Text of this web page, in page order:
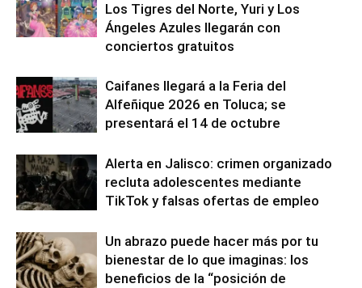
Los Tigres del Norte, Yuri y Los
Ángeles Azules llegarán con
conciertos gratuitos
Caifanes llegará a la Feria del
Alfeñique 2026 en Toluca; se
presentará el 14 de octubre
Alerta en Jalisco: crimen organizado
recluta adolescentes mediante
TikTok y falsas ofertas de empleo
Un abrazo puede hacer más por tu
bienestar de lo que imaginas: los
beneficios de la “posición de